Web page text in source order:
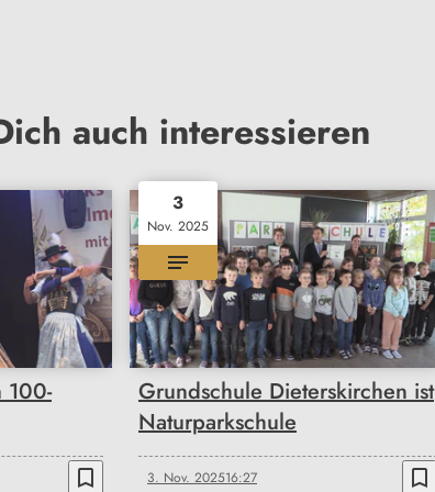
auch interessieren
100-
bookmark_border
3
Nov. 2025
Grundschule Dieterskirchen ist
Naturparkschule
3. Nov. 202516:27 bookmark_border